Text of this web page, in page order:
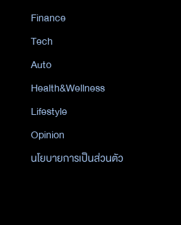
Finance
Tech
Auto
Health&Wellness
Lifestyle
Opinion
นโยบายการเป็นส่วนตัว